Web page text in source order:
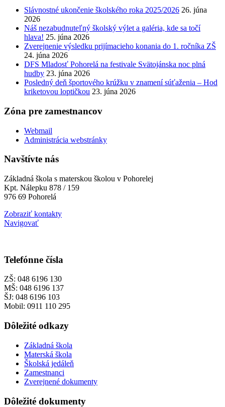
Slávnostné ukončenie školského roka 2025/2026 26. júna
2026
Náš nezabudnuteľný školský výlet a galéria, kde sa točí
hlava! 25. júna 2026
Zverejnenie výsledku prijímacieho konania do 1. ročníka ZŠ
24. júna 2026
DFS Mladosť Pohorelá na festivale Svätojánska noc plná
hudby 23. júna 2026
Posledný deň športového krúžku v znamení súťaženia – Hod
kriketovou loptičkou 23. júna 2026
Zóna pre zamestnancov
Webmail
Administrácia webstránky
Navštívte nás
Základná škola s materskou školou v Pohorelej
Kpt. Nálepku 878 / 159
976 69 Pohorelá
Zobraziť kontakty
Navigovať
Telefónne čísla
ZŠ: 048 6196 130
MŠ: 048 6196 137
ŠJ: 048 6196 103
Mobil: 0911 110 295
Dôležité odkazy
Základná škola
Materská škola
Školská jedáleň
Zamestnanci
Zverejnené dokumenty
Dôležité dokumenty